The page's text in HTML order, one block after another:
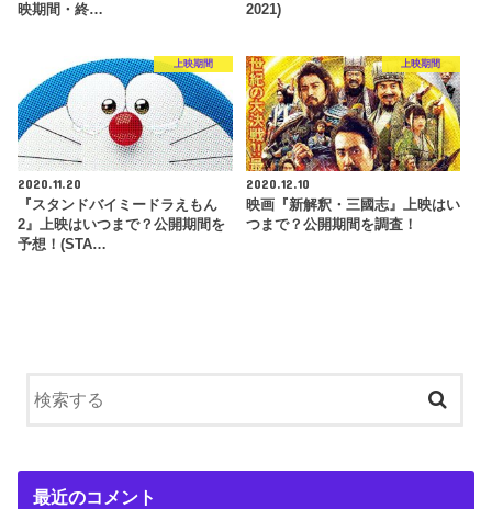
映期間・終…
2021)
上映期間
2020.11.20
『スタンドバイミードラえもん
2』上映はいつまで？公開期間を
予想！(STA…
上映期間
2020.12.10
映画『新解釈・三國志』上映はい
つまで？公開期間を調査！
最近のコメント